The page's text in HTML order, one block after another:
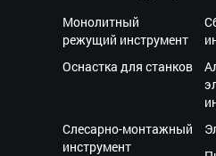
Монолитный
режущий инструмент
Оснастка для станков
Слесарно-монтажный
инструмент